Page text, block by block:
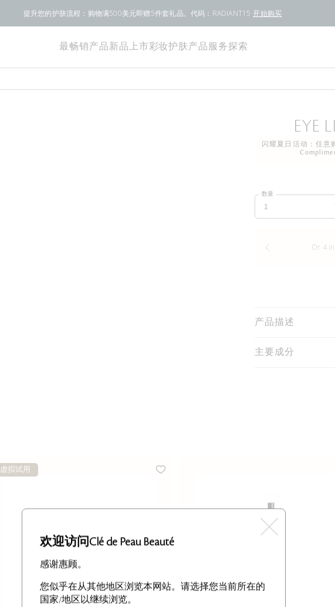
提升您的护肤流程：购物满500美元即赠5件套礼品。代码：RADIANT15 开始购买
最畅销产品新品上市 彩妆护肤产品 服务探索
EYE
闪耀夏日活动：任意
数量
产品描述
主要成分
虚拟试用
欢迎访问Clé de Peau Beauté
感谢惠顾。
您似乎在从其他地区浏览本网站。请选择您当前所在的
国家/地区以继续浏览。